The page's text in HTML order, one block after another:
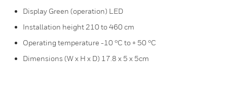
Display Green (operation) LED
Installation height 210 to 460 cm
Operating temperature -10 °C to + 50 °C
Dimensions (W x H x D) 17.8 x 5 x 5cm